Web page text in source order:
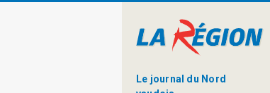
Le journal du Nord